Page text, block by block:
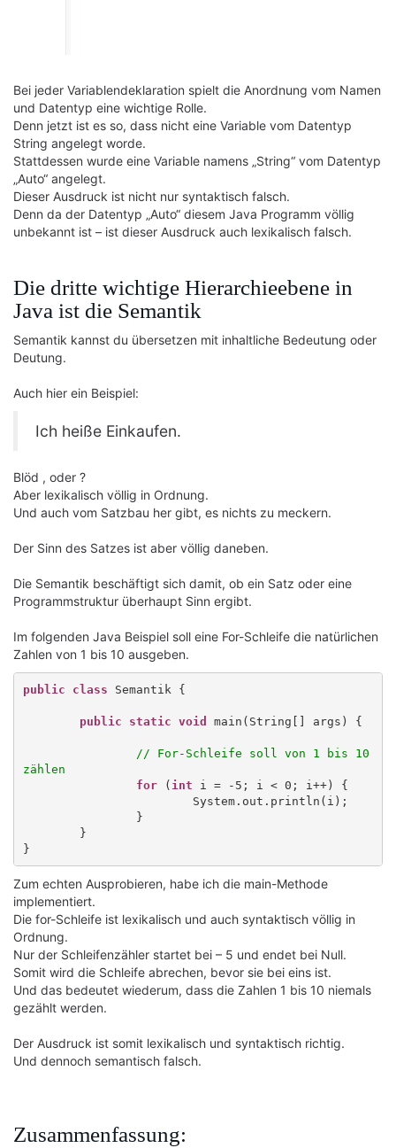
Bei jeder Variablendeklaration spielt die Anordnung vom Namen
und Datentyp eine wichtige Rolle.
Denn jetzt ist es so, dass nicht eine Variable vom Datentyp
String angelegt worde.
Stattdessen wurde eine Variable namens „String“ vom Datentyp
„Auto“ angelegt.
Dieser Ausdruck ist nicht nur syntaktisch falsch.
Denn da der Datentyp „Auto“ diesem Java Programm völlig
unbekannt ist – ist dieser Ausdruck auch lexikalisch falsch.
Die dritte wichtige Hierarchieebene in
Java ist die Semantik
Semantik kannst du übersetzen mit inhaltliche Bedeutung oder
Deutung.
Auch hier ein Beispiel:
Ich heiße Einkaufen.
Blöd , oder ?
Aber lexikalisch völlig in Ordnung.
Und auch vom Satzbau her gibt, es nichts zu meckern.
Der Sinn des Satzes ist aber völlig daneben.
Die Semantik beschäftigt sich damit, ob ein Satz oder eine
Programmstruktur überhaupt Sinn ergibt.
Im folgenden Java Beispiel soll eine For-Schleife die natürlichen
Zahlen von 1 bis 10 ausgeben.
public class Semantik {
public static void main(String[] args) {
// For-Schleife soll von 1 bis 10
zählen
for ( int i = -5; i < 0; i++) {
Zum echten Ausprobieren, habe ich die main-Methode
implementiert.
Die for-Schleife ist lexikalisch und auch syntaktisch völlig in
Ordnung.
Nur der Schleifenzähler startet bei – 5 und endet bei Null.
Somit wird die Schleife abrechen, bevor sie bei eins ist.
Und das bedeutet wiederum, dass die Zahlen 1 bis 10 niemals
gezählt werden.
Der Ausdruck ist somit lexikalisch und syntaktisch richtig.
Und dennoch semantisch falsch.
Zusammenfassung: